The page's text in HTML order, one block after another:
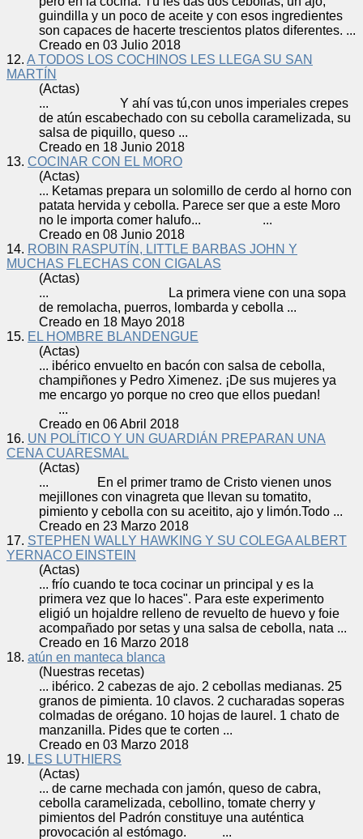
guindilla y un poco de aceite y con esos ingredientes
son capaces de hacerte trescientos platos diferentes. ...
Creado en 03 Julio 2018
12. A TODOS LOS COCHINOS LES LLEGA SU SAN
MARTÍN
(Actas)
... Y ahí vas tú,con unos imperiales crepes
de atún escabechado con su cebolla caramelizada, su
salsa de piquillo, queso ...
Creado en 18 Junio 2018
13. COCINAR CON EL MORO
(Actas)
... Ketamas prepara un solomillo de cerdo al horno con
patata hervida y cebolla. Parece ser que a este Moro
no le importa comer halufo... ...
Creado en 08 Junio 2018
14. ROBIN RASPUTÍN, LITTLE BARBAS JOHN Y
MUCHAS FLECHAS CON CIGALAS
(Actas)
... La primera viene con una sopa
de remolacha, puerros, lombarda y cebolla ...
Creado en 18 Mayo 2018
15. EL HOMBRE BLANDENGUE
(Actas)
... ibérico envuelto en bacón con salsa de cebolla,
champiñones y Pedro Ximenez. ¡De sus mujeres ya
me encargo yo porque no creo que ellos puedan!
...
Creado en 06 Abril 2018
16. UN POLÍTICO Y UN GUARDIÁN PREPARAN UNA
CENA CUARESMAL
(Actas)
... En el primer tramo de Cristo vienen unos
mejillones con vinagreta que llevan su tomatito,
pimiento y cebolla con su aceitito, ajo y limón.Todo ...
Creado en 23 Marzo 2018
17. STEPHEN WALLY HAWKING Y SU COLEGA ALBERT
YERNACO EINSTEIN
(Actas)
... frío cuando te toca cocinar un principal y es la
primera vez que lo haces". Para este experimento
eligió un hojaldre relleno de revuelto de huevo y foie
acompañado por setas y una salsa de cebolla, nata ...
Creado en 16 Marzo 2018
18. atún en manteca blanca
(Nuestras recetas)
... ibérico. 2 cabezas de ajo. 2 cebollas medianas. 25
granos de pimienta. 10 clavos. 2 cucharadas soperas
colmadas de orégano. 10 hojas de laurel. 1 chato de
manzanilla. Pides que te corten ...
Creado en 03 Marzo 2018
19. LES LUTHIERS
(Actas)
... de carne mechada con jamón, queso de cabra,
cebolla caramelizada, cebollino, tomate cherry y
pimientos del Padrón constituye una auténtica
provocación al estómago. ...